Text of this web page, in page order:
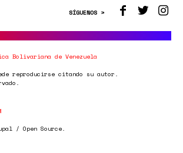
SÍGUENOS >
Bolivariana de Venezuela
reproducirse citando su autor.
/ Open Source.